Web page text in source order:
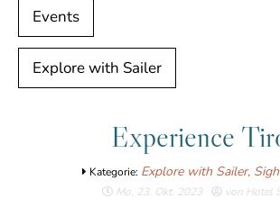
Events
Explore with Sailer
Experience
Kategorie: Explore with Sailer,
Mo, 23. Okt. 2023 von Hotel